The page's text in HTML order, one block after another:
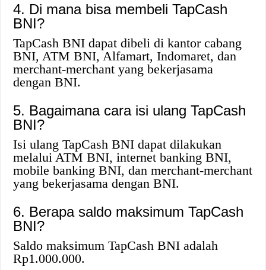
4. Di mana bisa membeli TapCash
BNI?
TapCash BNI dapat dibeli di kantor cabang
BNI, ATM BNI, Alfamart, Indomaret, dan
merchant-merchant yang bekerjasama
dengan BNI.
5. Bagaimana cara isi ulang TapCash
BNI?
Isi ulang TapCash BNI dapat dilakukan
melalui ATM BNI, internet banking BNI,
mobile banking BNI, dan merchant-merchant
yang bekerjasama dengan BNI.
6. Berapa saldo maksimum TapCash
BNI?
Saldo maksimum TapCash BNI adalah
Rp1.000.000.